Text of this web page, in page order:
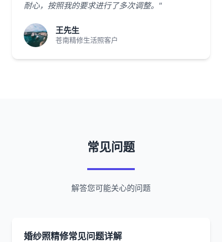
耐心，按照我的要求进行了多次调整。"
王先生
苍南精修生活照客户
常见问题
解答您可能关心的问题
婚纱照精修常见问题详解